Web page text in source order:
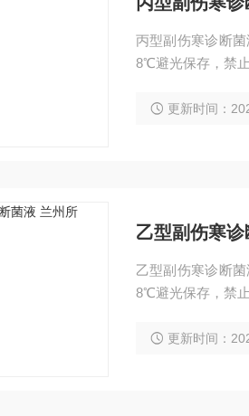
丙型副伤寒诊断菌液 兰州所 用途：本产品临床上用于肥达氏(Widal)反应。 储
8℃避光保存，禁
更新时间：
乙型副伤寒
乙型副伤寒诊断菌液 兰州所 用途：本产品临床上用于肥达氏(Widal)反应。 储
8℃避光保存，禁
更新时间：